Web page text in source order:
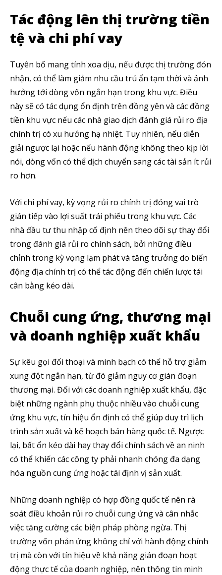
Chúng tôi mang lại trải nghiệm thú vị với tin tức nhanh chóng, góc
nhìn thị trường trực quan và mang lại lượng kiến thức cần thiết trong
thị trường tài chính.
Tác động lên thị trường tiền
tệ và chi phí vay
Tuyên bố mang tính xoa dịu, nếu được thị trường đón
nhận, có thể làm giảm nhu cầu trú ẩn tạm thời và ảnh
hưởng tới dòng vốn ngắn hạn trong khu vực. Điều
này sẽ có tác dụng ổn định trên đồng yên và các đồng
tiền khu vực nếu các nhà giao dịch đánh giá rủi ro địa
chính trị có xu hướng hạ nhiệt. Tuy nhiên, nếu diễn
giải ngược lại hoặc nếu hành động không theo kịp lời
nói, dòng vốn có thể dịch chuyển sang các tài sản ít rủi
ro hơn.
Với chi phí vay, kỳ vọng rủi ro chính trị đóng vai trò
gián tiếp vào lợi suất trái phiếu trong khu vực. Các
nhà đầu tư thu nhập cố định nên theo dõi sự thay đổi
trong đánh giá rủi ro chính sách, bởi những điều
chỉnh trong kỳ vọng lạm phát và tăng trưởng do biến
động địa chính trị có thể tác động đến chiến lược tái
cân bằng kéo dài.
Chuỗi cung ứng, thương mại
và doanh nghiệp xuất khẩu
Sự kêu gọi đối thoại và minh bạch có thể hỗ trợ giảm
xung đột ngắn hạn, từ đó giảm nguy cơ gián đoạn
thương mại. Đối với các doanh nghiệp xuất khẩu, đặc
biệt những ngành phụ thuộc nhiều vào chuỗi cung
ứng khu vực, tín hiệu ổn định có thể giúp duy trì lịch
trình sản xuất và kế hoạch bán hàng quốc tế. Ngược
lại, bất ổn kéo dài hay thay đổi chính sách về an ninh
có thể khiến các công ty phải nhanh chóng đa dạng
hóa nguồn cung ứng hoặc tái định vị sản xuất.
Những doanh nghiệp có hợp đồng quốc tế nên rà
soát điều khoản rủi ro chuỗi cung ứng và cân nhắc
việc tăng cường các biện pháp phòng ngừa. Thị
trường vốn phản ứng không chỉ với hành động chính
trị mà còn với tín hiệu về khả năng gián đoạn hoạt
động thực tế của doanh nghiệp, nên thông tin minh